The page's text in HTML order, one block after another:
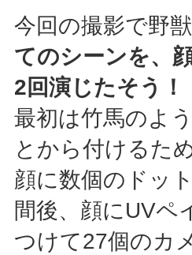
今回の撮影で野
てのシーンを、
2回演じたそう！
最初は竹馬のよ
とから付けるた
顔に数個のドッ
間後、顔にUVペ
つけて27個のカ